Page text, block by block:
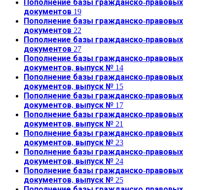
Пополнение базы гражданско-правовых
документов 19
Пополнение базы гражданско-правовых
документов 22
Пополнение базы гражданско-правовых
документов 27
Пополнение базы гражданско-правовых
документов, выпуск № 14
Пополнение базы гражданско-правовых
документов, выпуск № 15
Пополнение базы гражданско-правовых
документов, выпуск № 17
Пополнение базы гражданско-правовых
документов, выпуск № 21
Пополнение базы гражданско-правовых
документов, выпуск № 23
Пополнение базы гражданско-правовых
документов, выпуск № 24
Пополнение базы гражданско-правовых
документов, выпуск № 25